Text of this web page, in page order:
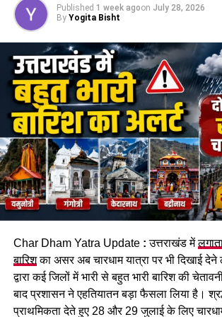
उच्चाधिकार प्राप्त समिति में संशोधन किया
चंडीगढ़ के रहने वाले थे सभी
एसपी सिटी अभय सिंह के मुताबिक, कांवड़ यात्राको
चेतावनी बोर्ड लगाए गए हैं और SDRF के जवानों की
इसके बावजूद ये कांवड़िए निर्धारित घाट से अलग
रहे थे। इसी दौरान चारों गहरे पानी में डूब गए।
सुरक्षित घाटों पर ही स्नान
पुलिस ने शवों को कब्जे में लेकर पोस्टमार्टम की
प्रशासन की ओर से श्रद्धालुओं से अपील की जा रही है
सुरक्षित घाटों पर ही स्नान करें और चेतावनी वाले
Published 1 week agoon July 28, 2026
By Yogita Bisht
Char Dham Yatra Update : उत्तराखंड में
बारिशका असर अब चारधाम यात्रा पर भी दिखाई देने
द्वारा कई जिलों में भारी से बहुत भारी बारिश की
बाद प्रशासन ने एहतियातन बड़ा फैसला लिया है।
प्राथमिकता देते हुए 28 और 29 जुलाई के लिए